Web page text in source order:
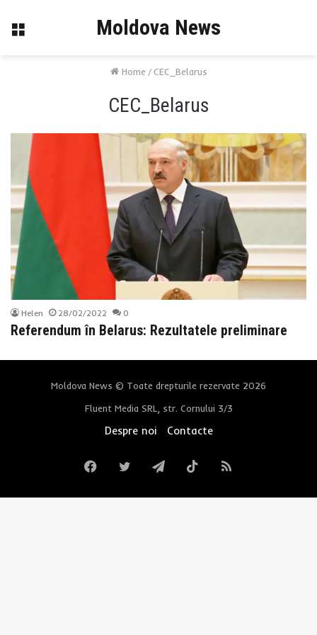
Menu Moldova News
Home / CEC_Belarus
CEC_Belarus
Helen 28/02/2022 0
Referendum în Belarus: Rezultatele preliminare
Moldova News © Toate drepturile rezervate 2026
Fluent Media SRL, str. Cornului 3/3
Despre noi Contacte
FacebookTwitterTelegramTikTokRSS